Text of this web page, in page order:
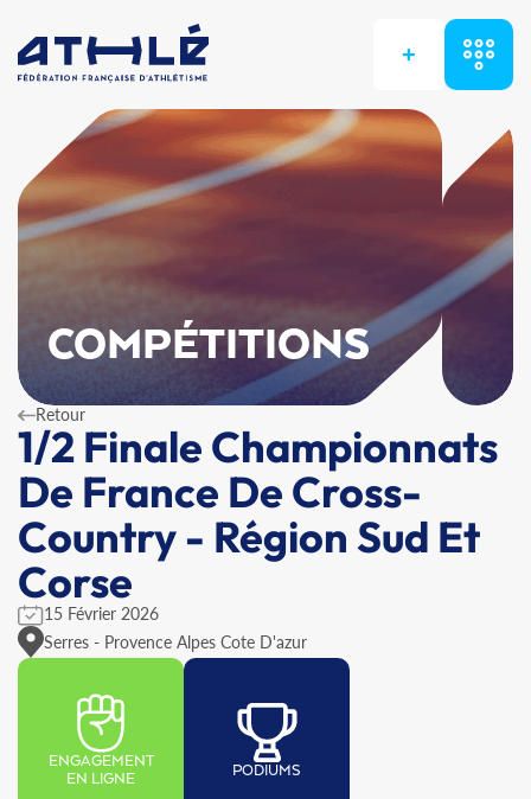
+
COMPÉTITIONS
Retour
1/2 Finale Championnats
De France De Cross-
Country - Région Sud Et
Corse
15 Février 2026
Serres - Provence Alpes Cote D'azur
ENGAGEMENT
EN LIGNE
PODIUMS